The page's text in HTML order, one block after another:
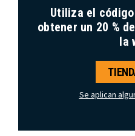
Utiliza el código
obtener un 20 %
la
Se aplican